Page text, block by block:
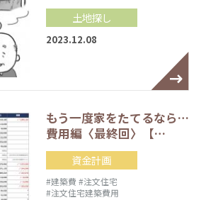
土地探し
2023.12.08
もう一度家をたてるなら…
費用編〈最終回〉【…
資金計画
#建築費 #注文住宅
#注文住宅建築費用